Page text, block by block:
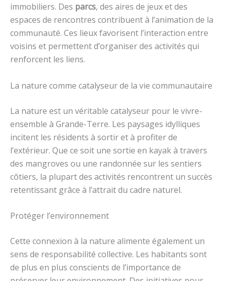
immobiliers. Des parcs, des aires de jeux et des
espaces de rencontres contribuent à l’animation de la
communauté. Ces lieux favorisent l’interaction entre
voisins et permettent d’organiser des activités qui
renforcent les liens.
La nature comme catalyseur de la vie communautaire
La nature est un véritable catalyseur pour le vivre-
ensemble à Grande-Terre. Les paysages idylliques
incitent les résidents à sortir et à profiter de
l’extérieur. Que ce soit une sortie en kayak à travers
des mangroves ou une randonnée sur les sentiers
côtiers, la plupart des activités rencontrent un succès
retentissant grâce à l’attrait du cadre naturel.
Protéger l’environnement
Cette connexion à la nature alimente également un
sens de responsabilité collective. Les habitants sont
de plus en plus conscients de l’importance de